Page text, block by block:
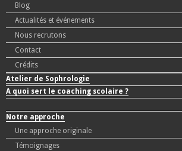
Blog
Actualités et événements
Nous recrutons
Contact
Crédits
Atelier de Sophrologie
A quoi sert le coaching scolaire ?
Notre approche
Une approche originale
Témoignages